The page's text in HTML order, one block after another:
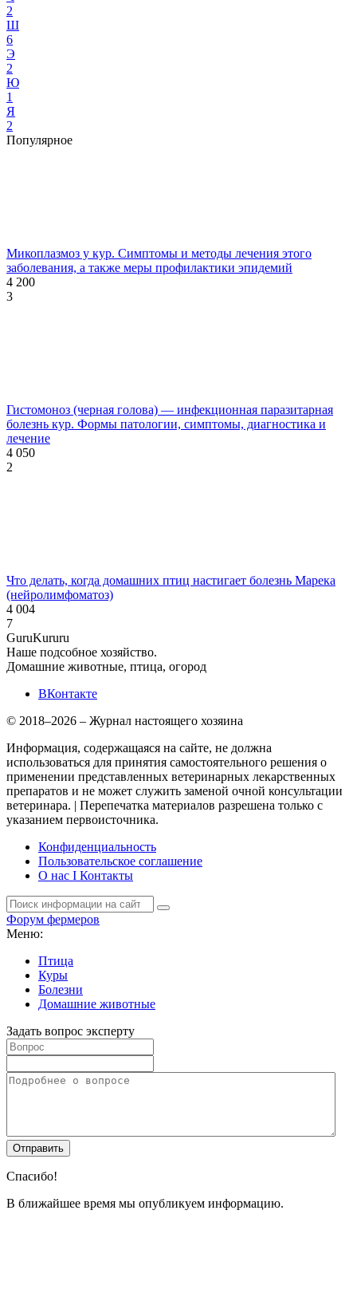
2
Ш
6
Э
2
Ю
1
Я
2
Популярное
Микоплазмоз у кур. Симптомы и методы лечения этого
заболевания, а также меры профилактики эпидемий
4 200
3
Гистомоноз (черная голова) — инфекционная паразитарная
болезнь кур. Формы патологии, симптомы, диагностика и
лечение
4 050
2
Что делать, когда домашних птиц настигает болезнь Марека
(нейролимфоматоз)
4 004
7
GuruKururu
Наше подсобное хозяйство.
Домашние животные, птица, огород
ВКонтакте
© 2018–2026 – Журнал настоящего хозяина
Информация, содержащаяся на сайте, не должна
использоваться для принятия самостоятельного решения о
применении представленных ветеринарных лекарственных
препаратов и не может служить заменой очной консультации
ветеринара. | Перепечатка материалов разрешена только с
указанием первоисточника.
Конфиденциальность
Пользовательское соглашение
О нас I Контакты
Форум фермеров
Меню:
Птица
Куры
Болезни
Домашние животные
Задать вопрос эксперту
Спасибо!
В ближайшее время мы опубликуем информацию.